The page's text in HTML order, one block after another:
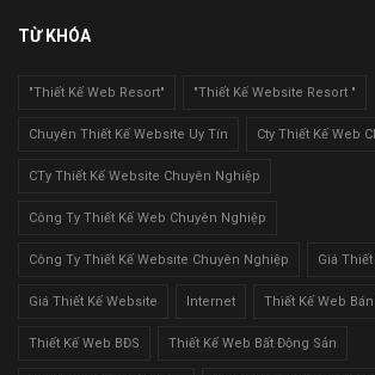
TỪ KHÓA
"Thiết Kế Web Resort" "Thiết Kế Website Resort "
Chuyên Thiết Kế Website Uy Tín Cty Thiết Kế Web
CTy Thiết Kế Website Chuyên Nghiệp
Công Ty Thiết Kế Web Chuyên Nghiệp
Công Ty Thiết Kế Website Chuyên Nghiệp Giá
Giá Thiết Kế Website Internet Thiết Kế Web
Thiết Kế Web BĐS Thiết Kế Web Bất Động Sản